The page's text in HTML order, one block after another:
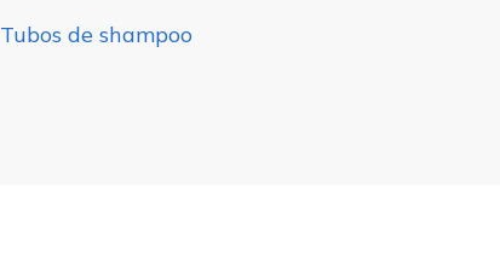
Tubos de shampoo